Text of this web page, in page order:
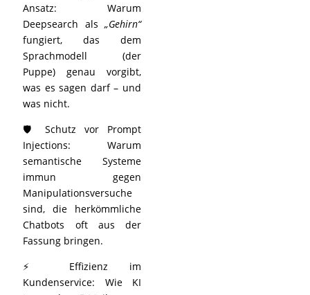
Ansatz: Warum
Deepsearch als „Gehirn“
fungiert, das dem
Sprachmodell (der
Puppe) genau vorgibt,
was es sagen darf – und
was nicht.
🛡️ Schutz vor Prompt
Injections: Warum
semantische Systeme
immun gegen
Manipulationsversuche
sind, die herkömmliche
Chatbots oft aus der
Fassung bringen.
⚡ Effizienz im
Kundenservice: Wie KI